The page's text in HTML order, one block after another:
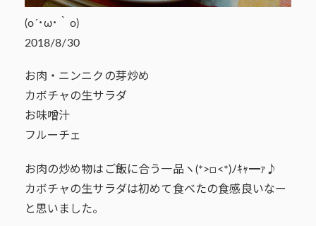
(o´･ω･｀o)
2018/8/30
お肉・ニンニクの芽炒め
カボチャの生サラダ
お味噌汁
フルーチェ
お肉の炒め物はご飯に合う一品ヽ(*>□<*)ﾉｷｬ━ｧ♪
カボチャの生サラダは初めて食べたの食感良いなー
と思いました。